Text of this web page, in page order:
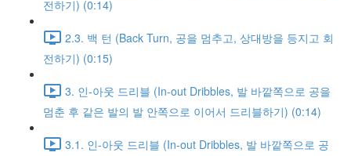
전하기) (0:14)
2.3. 백 턴 (Back Turn, 공을 멈추고, 상대방을 등지고 회
전하기) (0:15)
3. 인-아웃 드리블 (In-out Dribbles, 발 바깥쪽으로 공을
멈춘 후 같은 발의 발 안쪽으로 이어서 드리블하기) (0:14)
3.1. 인-아웃 드리블 (In-out Dribbles, 발 바깥쪽으로 공